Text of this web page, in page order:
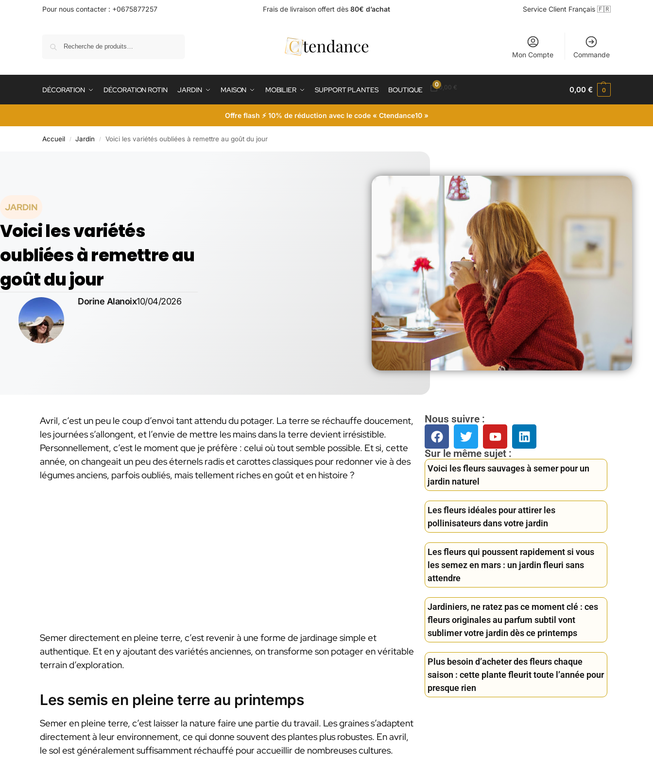
Pour nous contacter : +0675877257 Frais de livraison offert dès 80€ d’achat Service Client Français 🇫🇷
Mon Compte Commande
DÉCORATION DÉCORATION ROTIN JARDIN MAISON MOBILIER SUPPORT PLANTES BOUTIQUE
00,00 € 0,00€ 0
Offre flash ⚡ 10% de réduction avec le code « Ctendance10 »
Accueil / Jardin / Voici les variétés oubliées à remettre au goût du jour
JARDIN
Voici les variétés
oubliées à remettre au
goût du jour
Dorine Alanoix10/04/2026
Avril, c’est un peu le coup d’envoi tant attendu du potager. La terre se réchauffe doucement,
les journées s’allongent, et l’envie de mettre les mains dans la terre devient irrésistible.
Personnellement, c’est le moment que je préfère : celui où tout semble possible. Et si, cette
année, on changeait un peu des éternels radis et carottes classiques pour redonner vie à des
légumes anciens, parfois oubliés, mais tellement riches en goût et en histoire ?
Semer directement en pleine terre, c’est revenir à une forme de jardinage simple et
authentique. Et en y ajoutant des variétés anciennes, on transforme son potager en véritable
terrain d’exploration.
Les semis en pleine terre au printemps
Semer en pleine terre, c’est laisser la nature faire une partie du travail. Les graines s’adaptent
directement à leur environnement, ce qui donne souvent des plantes plus robustes. En avril,
le sol est généralement suffisamment réchauffé pour accueillir de nombreuses cultures.
Nous suivre :
Sur le même sujet :
Voici les fleurs sauvages à semer pour un
jardin naturel
Les fleurs idéales pour attirer les
pollinisateurs dans votre jardin
Les fleurs qui poussent rapidement si vous
les semez en mars : un jardin fleuri sans
attendre
Jardiniers, ne ratez pas ce moment clé : ces
fleurs originales au parfum subtil vont
sublimer votre jardin dès ce printemps
Plus besoin d’acheter des fleurs chaque
saison : cette plante fleurit toute l’année pour
presque rien